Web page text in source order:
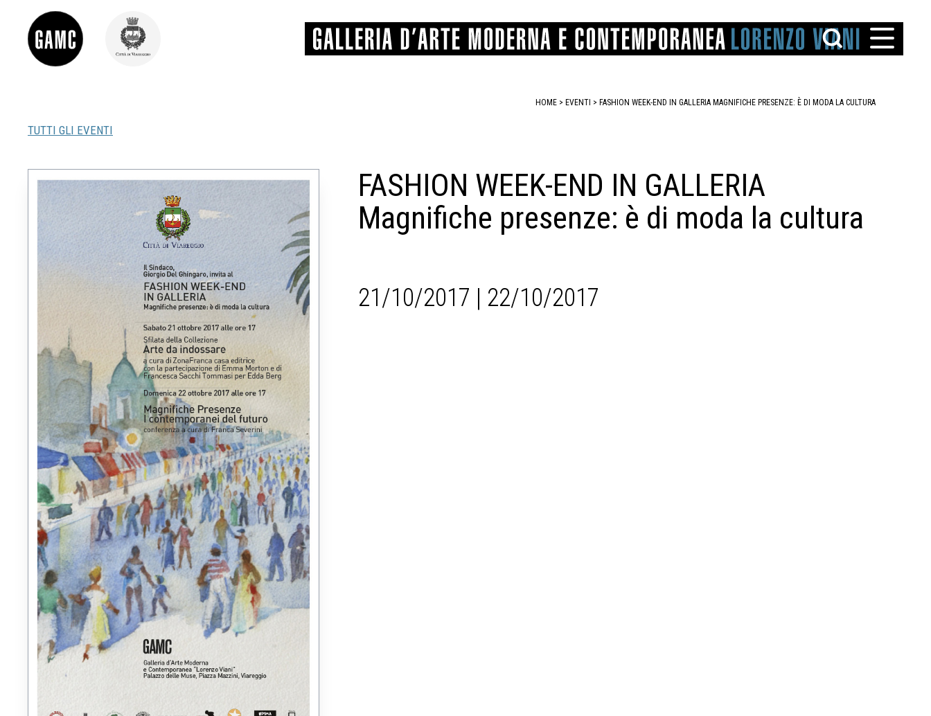
SHOP
LE COLLEZIONI
GLI AUTORI
LORENZO VIANI
MOSTRE
EVENTI
PALAZZO DELLE MUSE
STAMPA
MATRICI XILOGRAFICHE
FOTOGRAFIA
LUCARELLI
LUPORINI
MARTINI
MASCHIETTO
MICHETTI
PARISI
PIERACCINI
PREMIO VIAREGGIO
SPOLTI
VARRAUD SANTINI
HOME > EVENTI > FASHION WEEK-END IN GALLERIA MAGNIFICHE PRESENZE: È DI MODA LA CULTURA
TUTTI GLI EVENTI
FASHION WEEK-END IN GALLERIA
Magnifiche presenze: è di moda la cultura
21/10/2017 | 22/10/2017